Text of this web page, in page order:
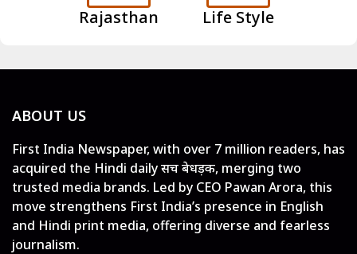
Rajasthan Life Style
ABOUT US
First India Newspaper, with over 7 million readers, has
acquired the Hindi daily सच बेधड़क, merging two
trusted media brands. Led by CEO Pawan Arora, this
move strengthens First India’s presence in English
and Hindi print media, offering diverse and fearless
journalism.